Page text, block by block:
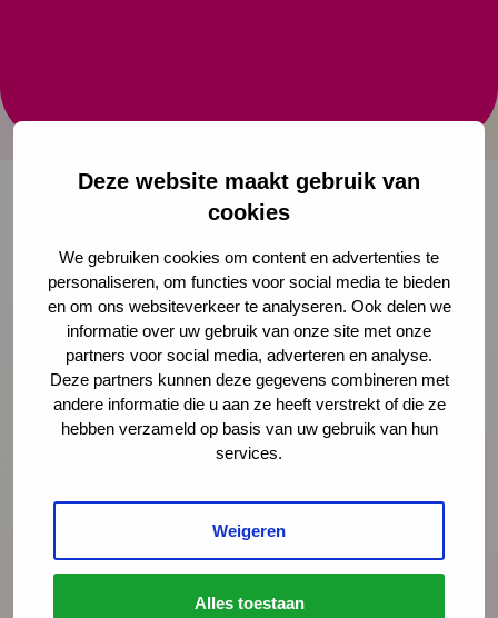
Deze website maakt gebruik van
cookies
We gebruiken cookies om content en advertenties te
personaliseren, om functies voor social media te bieden
en om ons websiteverkeer te analyseren. Ook delen we
informatie over uw gebruik van onze site met onze
partners voor social media, adverteren en analyse.
Deze partners kunnen deze gegevens combineren met
andere informatie die u aan ze heeft verstrekt of die ze
hebben verzameld op basis van uw gebruik van hun
services.
Weigeren
Alles toestaan
zetten in beleid op basis van wetenschap en praktijk.
Onze nieuwsbrief ontvangen?
Schrijf je in
Preventie
Interventies
Onderzoek